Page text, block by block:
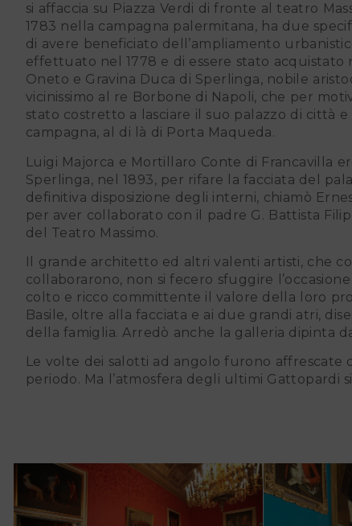
si affaccia su Piazza Verdi di fronte al teatro
1783 nella campagna palermitana, ha due
di avere beneficiato dell’ampliamento
effettuato nel 1778 e di essere stato acquistato
Oneto e Gravina Duca di Sperlinga, nobile
vicinissimo al re Borbone di Napoli, che per
stato costretto a lasciare il suo palazzo di città e
campagna, al di là di Porta Maqueda.
Luigi Majorca e Mortillaro Conte di Francavilla erede dei Duchi di
Sperlinga, nel 1893, per rifare la facciata del
definitiva disposizione degli interni, chiamò
per aver collaborato con il padre G. Battista
del Teatro Massimo.
Il grande architetto ed altri valenti artisti, che con lui
collaborarono, non si fecero sfuggire
colto e ricco committente il valore della loro
Basile, oltre alla facciata e ai due grandi atri,
della famiglia. Arredò anche la galleria dipinta
Le volte dei salotti ad angolo furono affrescate da Rocco Lentini, Luigi Di Giovanni e Giuseppe Enea che erano considerati gli artisti più in vista del
periodo. Ma l’atmosfera degli ultimi Gattopardi